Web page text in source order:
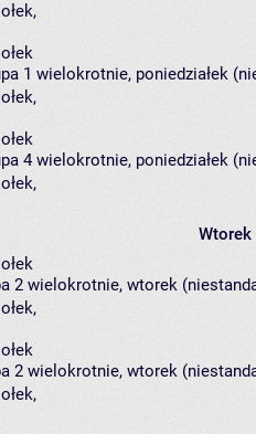
,
1 wielokrotnie, poniedziałek
,
4 wielokrotnie, poniedziałek
,
Wtorek
2 wielokrotnie, wtorek
,
2 wielokrotnie, wtorek
,